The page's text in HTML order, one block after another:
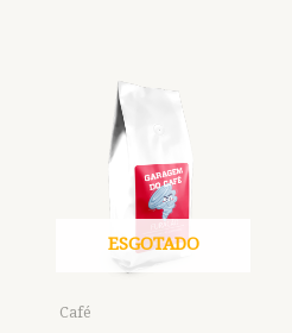
ESGOTADO
Café